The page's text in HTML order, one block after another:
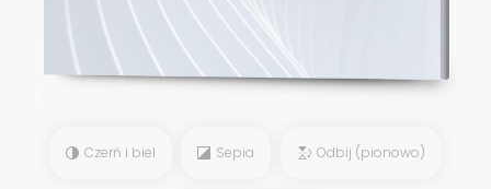
Czerń i biel Sepia Odbij (pionowo)